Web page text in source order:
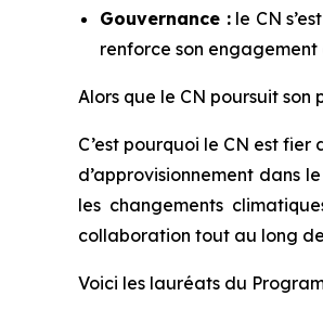
Gouvernance :le CN
renforce son
Alors que le CN poursuit
C’est pourquoi le CN est
d’approvisionnement dans
les changements
collaboration tout au long
Voici les lauréats du